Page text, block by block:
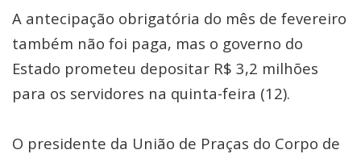
A antecipação obrigatória do mês de fevereiro
também não foi paga, mas o governo do
Estado prometeu depositar R$ 3,2 milhões
para os servidores na quinta-feira (12).
O presidente da União de Praças do Corpo de